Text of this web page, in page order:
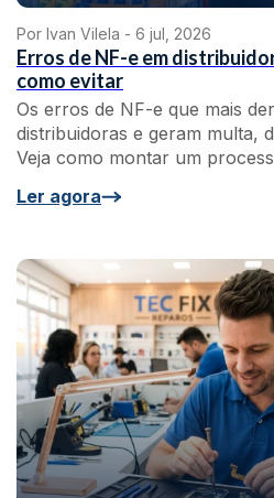
Por Ivan Vilela - 6 jul, 2026
Erros de NF-e em
como evitar
Os erros de NF-e que mais
distribuidoras e geram multa,
Veja como montar um
Ler agora